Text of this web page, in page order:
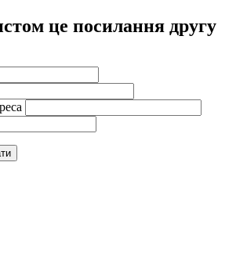
це посилання другу